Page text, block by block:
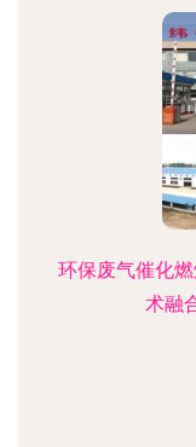
环保废气催化
术融